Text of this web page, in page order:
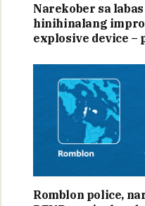
Narekober sa
hinihinalang
explosive device –
Romblon police,